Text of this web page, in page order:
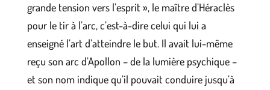
grande tension vers l’esprit », le maître d’Héraclès
pour le tir à l’arc, c’est-à-dire celui qui lui a
enseigné l’art d’atteindre le but. Il avait lui-même
reçu son arc d’Apollon – de la lumière psychique –
et son nom indique qu’il pouvait conduire jusqu’à